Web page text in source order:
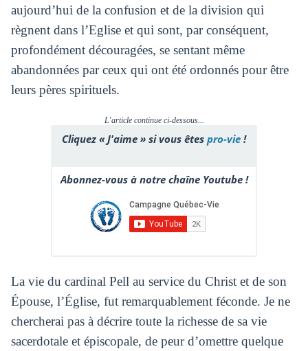
aujourd’hui de la confusion et de la division qui
règnent dans l’Eglise et qui sont, par conséquent,
profondément découragées, se sentant même
abandonnées par ceux qui ont été ordonnés pour être
leurs pères spirituels.
L'article continue ci-dessous...
Cliquez « J'aime » si vous êtes pro-vie !
Abonnez-vous à notre chaîne Youtube !
La vie du cardinal Pell au service du Christ et de son
Épouse, l’Église, fut remarquablement féconde. Je ne
chercherai pas à décrire toute la richesse de sa vie
sacerdotale et épiscopale, de peur d’omettre quelque